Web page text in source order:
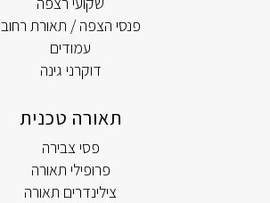
פנסי הצפה / תאורת רחוב
עמודים
דוקרני גינה
תאורה טכנית
פסי צבירה
פרופילי תאורה
צילינדרים תאורה